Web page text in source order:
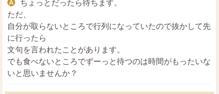
ちょっとだったら待ちます。
ただ、
自分が取らないところで行列になっていたので抜かして先
に行ったら
文句を言われたことがあります。
でも食べないところでずーっと待つのは時間がもったいな
いと思いませんか？